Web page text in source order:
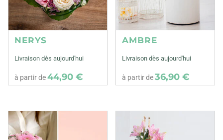
NERYS
Livraison dès aujourd'hui
à partir de44,90 €
AMBRE
Livraison dès aujourd'hui
à partir de36,90 €